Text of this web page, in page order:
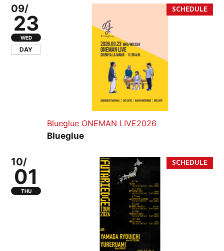
09/
23
WED
DAY
Blueglue ONEMAN LIVE2026
Blueglue
10/
01
THU